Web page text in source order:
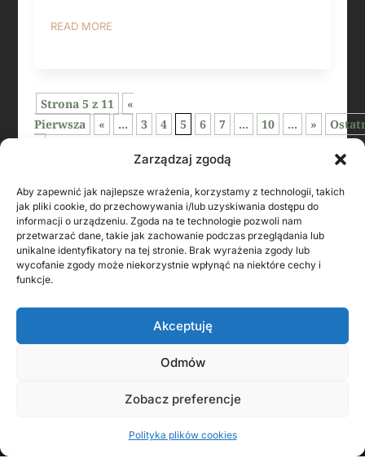
Zarządzaj zgodą
Aby zapewnić jak najlepsze wrażenia, korzystamy z technologii, takich
jak pliki cookie, do przechowywania i/lub uzyskiwania dostępu do
informacji o urządzeniu. Zgoda na te technologie pozwoli nam
przetwarzać dane, takie jak zachowanie podczas przeglądania lub
unikalne identyfikatory na tej stronie. Brak wyrażenia zgody lub
wycofanie zgody może niekorzystnie wpłynąć na niektóre cechy i
funkcje.
Akceptuję
Odmów
Zobacz preferencje
Polityka plików cookies
READ MORE
Strona 5 z 11
«
Pierwsza
« ... 3 4 5 6 7 ... 10 ... »
KONTAKT Z AUTOREM